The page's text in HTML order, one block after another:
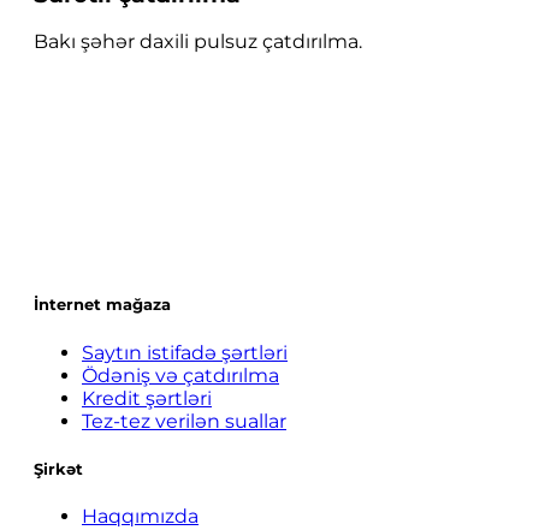
Bakı şəhər daxili pulsuz çatdırılma.
İnternet mağaza
Saytın istifadə şərtləri
Ödəniş və çatdırılma
Kredit şərtləri
Tez-tez verilən suallar
Şirkət
Haqqımızda